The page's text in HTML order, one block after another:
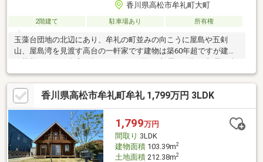
香川県高松市牟礼町大町
2階建て 駐車場あり 所有権
玉藻台団地の北辺にあり、牟礼の町並みの向こうに屋島や五剣
山、屋島湾を見渡す高台の一軒家です建物は築60年超ですが建物
計10DKで、吹き抜けになっている縁側のような広い作業スペース
もありますまた、隣接して300㎡超の雑種地があり、約15台分の
駐車場として利用のほか、新築物件も可能です
香川県高松市牟礼町牟礼 1,799万円 3LDK
1,799万円
間取り 3LDK
建物面積103.39m2
土地面積212.38m2